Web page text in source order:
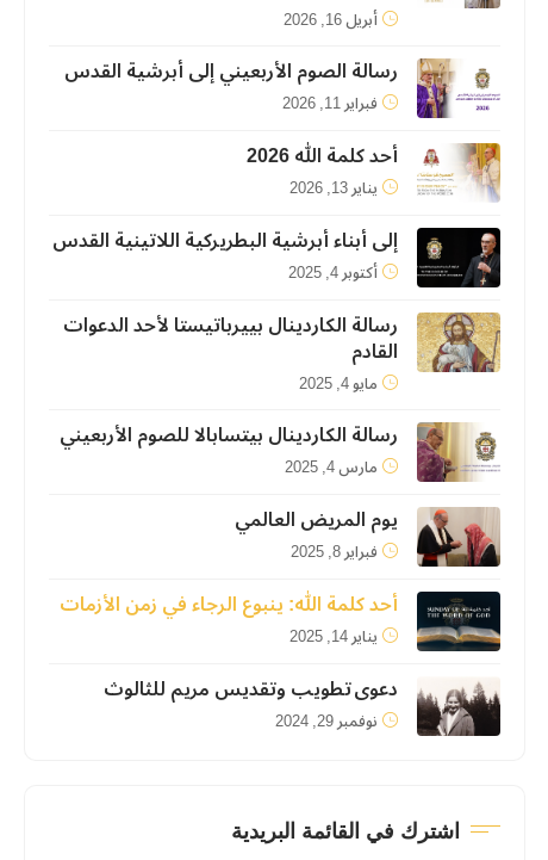
أبريل 16, 2026
رسالة الصوم الأربعيني إلى أبرشية القدس
فبراير 11, 2026
أحد كلمة الله 2026
يناير 13, 2026
إلى أبناء أبرشية البطريركية اللاتينية القدس
أكتوبر 4, 2025
رسالة الكاردينال بييرباتيستا لأحد الدعوات
القادم
مايو 4, 2025
رسالة الكاردينال بيتسابالا للصوم الأربعيني
مارس 4, 2025
يوم المريض العالمي
فبراير 8, 2025
أحد كلمة الله: ينبوع الرجاء في زمن الأزمات
يناير 14, 2025
دعوى تطويب وتقديس مريم للثالوث
نوفمبر 29, 2024
اشترك في القائمة البريدية